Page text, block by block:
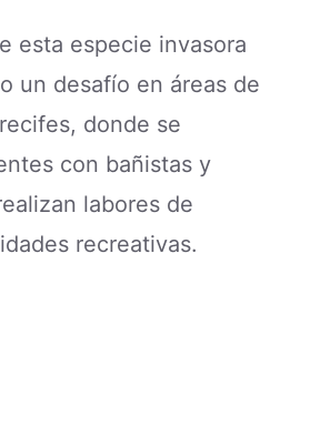
esta especie invasora
un desafío en áreas de
donde se
con bañistas y
labores de
recreativas.